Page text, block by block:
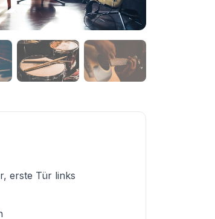
erste Tür links